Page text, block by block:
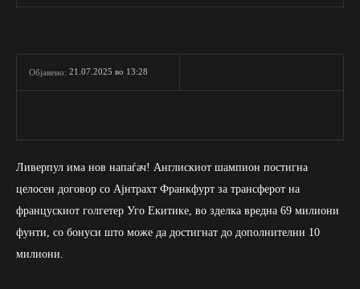
Објавено: 21.07.2025 во 13:28
Ливерпул има нов напаѓач! Англискиот шампион постигна
целосен договор со Ајнтрахт Франкфурт за трансферот на
францускиот голгетер Уго Екитике, во зделка вредна 69 милиони
фунти, со бонуси што може да достигнат до дополнителни 10
милиони.